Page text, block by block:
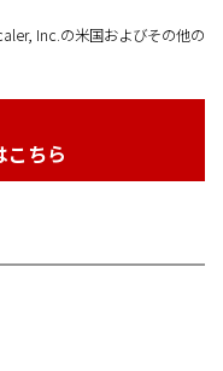
Inc.の米国およびその他の
こちら